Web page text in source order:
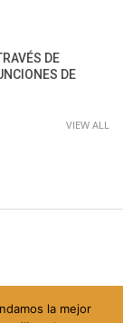
DE
DE
VIEW ALL
la mejor